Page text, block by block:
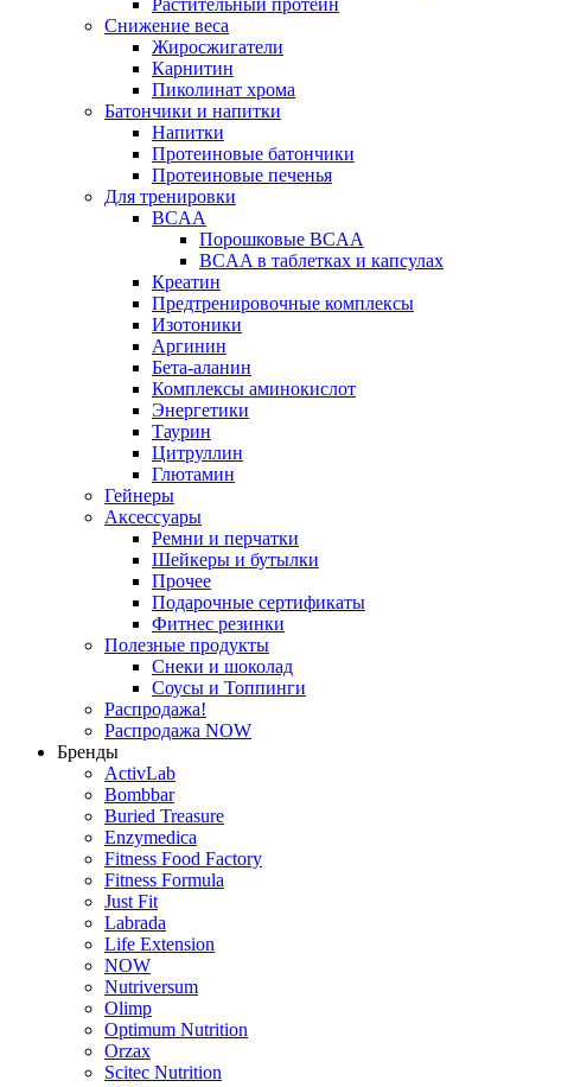
Растительный протеин
Снижение веса
Жиросжигатели
Карнитин
Пиколинат хрома
Батончики и напитки
Напитки
Протеиновые батончики
Протеиновые печенья
Для тренировки
BCAA
Порошковые BCAA
BCAA в таблетках и капсулах
Креатин
Предтренировочные комплексы
Изотоники
Аргинин
Бета-аланин
Комплексы аминокислот
Энергетики
Таурин
Цитруллин
Глютамин
Гейнеры
Аксессуары
Ремни и перчатки
Шейкеры и бутылки
Прочее
Подарочные сертификаты
Фитнес резинки
Полезные продукты
Снеки и шоколад
Соусы и Топпинги
Распродажа!
Распродажа NOW
Бренды
ActivLab
Bombbar
Buried Treasure
Enzymedica
Fitness Food Factory
Fitness Formula
Just Fit
Labrada
Life Extension
NOW
Nutriversum
Olimp
Optimum Nutrition
Orzax
Scitec Nutrition